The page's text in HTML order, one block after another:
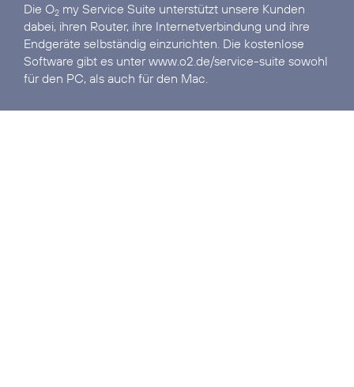
Die O2 my Service Suite unterstützt unsere Kunden
dabei, ihren Router, ihre Internetverbindung und ihre
Endgeräte selbständig einzurichten. Die kostenlose
Software gibt es unterwww.o2.de/service-suite sowohl
für den PC, als auch für den Mac.